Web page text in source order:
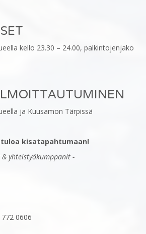
kello 23.30 – 24.00, palkintojenjako
ja Kuusamon Tärpissä
kisatapahtumaan!
yhteistyökumppanit -
0606